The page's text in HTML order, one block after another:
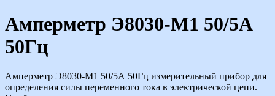
Амперметр Э8030-М1 50/5А
50Гц
Амперметр Э8030-М1 50/5А 50Гц измерительный прибор для
определения силы переменного тока в электрической цепи.